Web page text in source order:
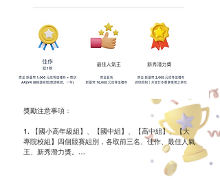
獎勵注意事項：
1. 【國小高年級組】、【國中組】、【高中組】、【大
專院校組】四個競賽組別，各取前三名、佳作、最佳人氣
王、新秀潛力獎。
3. 本活動各獎項或獎品以公告於本活動網站上的資料為